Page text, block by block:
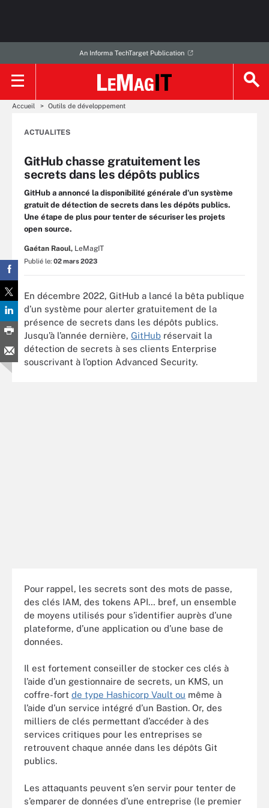
An Informa TechTarget Publication
Accueil Outils de développement
ACTUALITES
GitHub chasse gratuitement les
secrets dans les dépôts publics
GitHub a annoncé la disponibilité générale d’un système
gratuit de détection de secrets dans les dépôts publics.
Une étape de plus pour tenter de sécuriser les projets
open source.
Gaétan Raoul, LeMagIT
Publié le: 02 mars 2023
En décembre 2022, GitHub a lancé la bêta publique
d’un système pour alerter gratuitement de la
présence de secrets dans les dépôts publics.
Jusqu’à l’année dernière, GitHub réservait la
détection de secrets à ses clients Enterprise
souscrivant à l’option Advanced Security.
Pour rappel, les secrets sont des mots de passe,
des clés IAM, des tokens API… bref, un ensemble
de moyens utilisés pour s’identifier auprès d’une
plateforme, d’une application ou d’une base de
données.
Il est fortement conseiller de stocker ces clés à
l’aide d’un gestionnaire de secrets, un KMS, un
coffre-fort de type Hashicorp Vault ou même à
l’aide d’un service intégré d’un Bastion. Or, des
milliers de clés permettant d’accéder à des
services critiques pour les entreprises se
retrouvent chaque année dans les dépôts Git
publics.
Les attaquants peuvent s’en servir pour tenter de
s’emparer de données d’une entreprise (le premier